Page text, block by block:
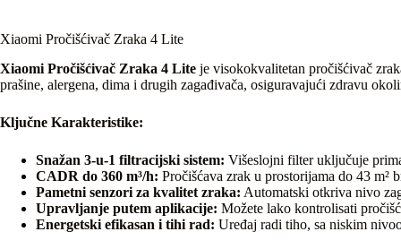
Xiaomi Pročišćivač Zraka 4 Lite
Xiaomi Pročišćivač Zraka 4 Lite je visokokvalitetan pročišćivač
prašine, alergena, dima i drugih zagađivača, osiguravajući zdravu
Ključne Karakteristike:
Snažan 3-u-1 filtracijski sistem: Višeslojni filter uključuje
CADR do 360 m³/h: Pročišćava zrak u prostorijama do 43 m²
Pametni senzori za kvalitet zraka: Automatski otkriva nivo
Upravljanje putem aplikacije: Možete lako kontrolisati
Energetski efikasan i tihi rad: Uređaj radi tiho, sa niskim